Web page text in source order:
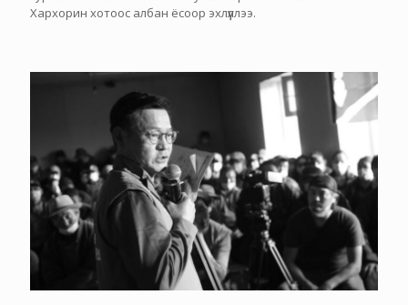
Хархорин хотоос албан ёсоор эхлүүллээ.